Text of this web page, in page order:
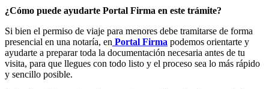
¿Cómo puede ayudarte Portal Firma en este trámite?
Si bien el permiso de viaje para menores debe tramitarse de forma
presencial en una notaría, en Portal Firma podemos orientarte y
ayudarte a preparar toda la documentación necesaria antes de tu
visita, para que llegues con todo listo y el proceso sea lo más rápido
y sencillo posible.